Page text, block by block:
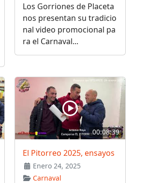
Los Gorriones de Placeta
nos presentan su tradicio
nal video promocional pa
ra el Carnaval...
00:08:39
El Pitorreo 2025, ensayos
Enero 24, 2025
Carnaval